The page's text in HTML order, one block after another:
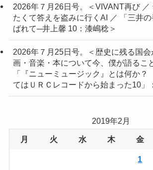
2026年７月26日号。＜VIVANT再び ／
たくて答えを盗みに行くAI ／ 「三井
ばれて─井上馨 10：漆嶋稔＞
2026年７月25日号。＜歴史に残る国会
画・音楽・本について今、僕が語るこ
「『ニューミュージック』とは何か
てはＵＲＣレコードから始まった10」
2019年2月
月 火 水 木 金
1